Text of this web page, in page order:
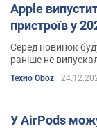
Apple
пристроїв у
Серед новинок
раніше не
Техно Oboz
У AirPods